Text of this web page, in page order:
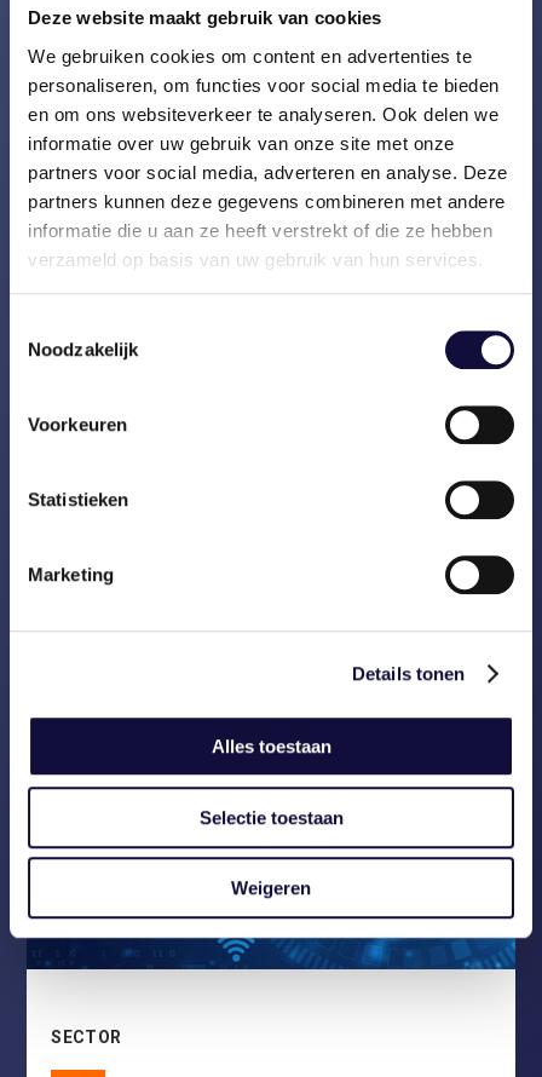
Deze website maakt gebruik van cookies
We gebruiken cookies om content en advertenties te
personaliseren, om functies voor social media te bieden
en om ons websiteverkeer te analyseren. Ook delen we
informatie over uw gebruik van onze site met onze
partners voor social media, adverteren en analyse. Deze
partners kunnen deze gegevens combineren met andere
informatie die u aan ze heeft verstrekt of die ze hebben
verzameld op basis van uw gebruik van hun services.
Noodzakelijk
Voorkeuren
Statistieken
Marketing
Details tonen
Alles toestaan
Selectie toestaan
Weigeren
door een zogenaamde ‘reset’.
De rolverdeling tussen de
technische en functionele
verantwoordelijken is helder
gemaakt, waarna de overdracht
naar een eigen programmamanager
met de juiste IT- en
de inbreng van Vasco nodig bleef.
Terug
SECTOR